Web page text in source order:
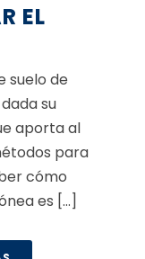
EL
suelo de
su
aporta al
para
cómo
es [...]